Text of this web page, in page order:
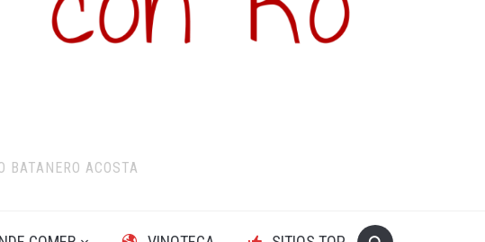
BATANERO ACOSTA